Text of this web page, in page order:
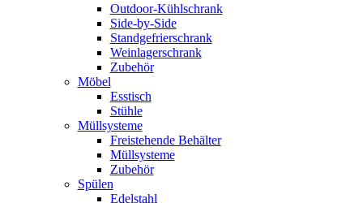
Outdoor-Kühlschrank
Side-by-Side
Standgefrierschrank
Weinlagerschrank
Zubehör
Möbel
Esstisch
Stühle
Müllsysteme
Freistehende Behälter
Müllsysteme
Zubehör
Spülen
Edelstahl